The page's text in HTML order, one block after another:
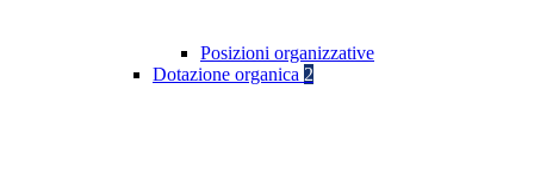
Posizioni organizzative
Dotazione organica 2